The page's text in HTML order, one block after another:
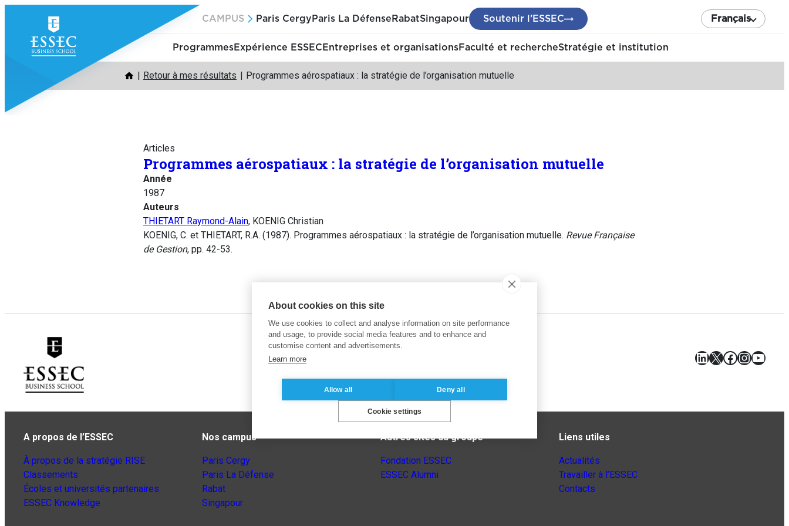
contenu
CAMPUS Paris Cergy Paris La Défense RabatSingapour Soutenir l’ESSEC Français
ProgrammesExpérience ESSEC Entreprises et organisationsFaculté et rechercheStratégie et institution
Retour à mes résultats Programmes aérospatiaux : la stratégie de l’organisation mutuelle
Articles
Programmes aérospatiaux : la stratégie de l’organisation mutuelle
Année
1987
Auteurs
THIETART Raymond-Alain, KOENIG Christian
KOENIG, C. et THIETART, R.A. (1987). Programmes aérospatiaux : la stratégie de l’organisation mutuelle. Revue Française
de Gestion, pp. 42-53.
LinkedIn
X Facebook
A propos de l’ESSEC
À propos de la stratégie RISE
Classements
Écoles et universités partenaires
ESSEC Knowledge
Nos campus
Paris Cergy
Paris La Défense
Rabat
Singapour
Autres sites du groupe
Fondation ESSEC
ESSEC Alumni
Liens utiles
Actualités
Travailler à l’ESSEC
Contacts
About cookies on this site
We use cookies to collect and analyse information on site performance
and usage, to provide social media features and to enhance and
customise content and advertisements.
Learn more
Allow all Deny all
Cookie settings